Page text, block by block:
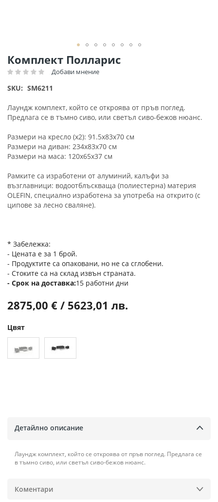
Комплект Полларис
Рейтинг: Добави мнение
SKU SM6211
Лаундж комплект, който се откроява от пръв поглед.
Предлага се в тъмно сиво, или светъл сиво-бежов нюанс.
Размери на кресло (х2): 91.5x83x70 см
Размери на диван: 234x83x70 см
Размери на маса: 120x65x37 см
Рамките са изработени от алуминий, калъфи за
възглавници: водоотблъскваща (полиестерна) материя
OLEFIN, специално изработена за употреба на открито (с
ципове за лесно сваляне).
* Забележка:
- Цената е за 1 брой.
- Продуктите са опаковани, но не са сглобени.
- Стоките са на склад извън страната.
Срок на доставка 15 работни дни
2875,00 € / 5623,01 лв.
Цвят
Преминете
към
началото
на
със
снимки
Детайлно описание
Лаундж комплект, който се откроява от пръв поглед. Предлага се
в тъмно сиво, или светъл сиво-бежов нюанс.
Коментари